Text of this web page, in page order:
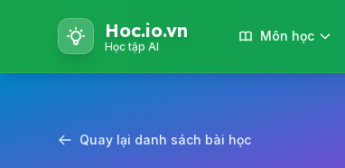
Hoc.io.vn
Học tập AI
Môn học
Quay lại danh sách bài học